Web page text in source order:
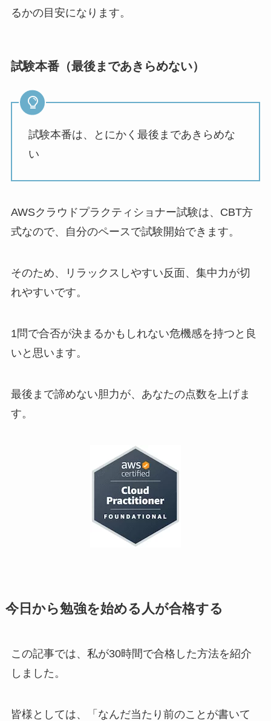
るかの目安になります。
試験本番（最後まであきらめない）
試験本番は、とにかく最後まであきらめな
い
AWSクラウドプラクティショナー試験は、CBT方
式なので、自分のペースで試験開始できます。
そのため、リラックスしやすい反面、集中力が切
れやすいです。
1問で合否が決まるかもしれない危機感を持つと良
いと思います。
最後まで諦めない胆力が、あなたの点数を上げま
す。
今日から勉強を始める人が合格する
この記事では、私が30時間で合格した方法を紹介
しました。
皆様としては、「なんだ当たり前のことが書いて